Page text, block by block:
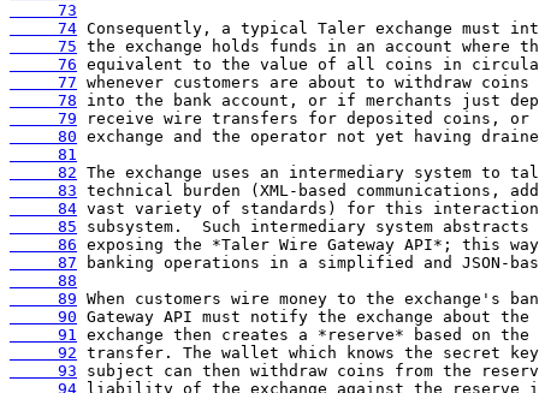
     73
     74
     75
     76
     77
     78
     79
     80
     81
     82
     83
     84
     85
     86
     87
     88
     89
     90
     91
     92
     93
     94